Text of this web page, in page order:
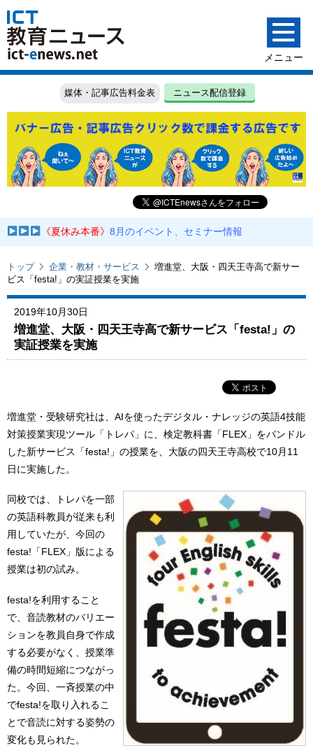
媒体・記事広告料金表 ニュース配信登録
《夏休み本番》8月のイベント、セミナー情報
トップ 企業・教材・サービス
増進堂、大阪・四天王寺高で新サー
ビス「festa!」の実証授業を実施
2019年10月30日
増進堂、大阪・四天王寺高で新サービス「festa!」の
実証授業を実施
増進堂・受験研究社は、AIを使ったデジタル・ナレッジの英語4技能
対策授業実現ツール「トレパ」に、検定教科書「FLEX」をバンドル
した新サービス「festa!」の授業を、大阪の四天王寺高校で10月11
日に実施した。
同校では、トレパを一部
の英語科教員が従来も利
用していたが、今回の
festa!「FLEX」版による
授業は初の試み。
festa!を利用すること
で、音読教材のバリエー
ションを教員自身で作成
する必要がなく、授業準
備の時間短縮につながっ
た。今回、一斉授業の中
でfesta!を取り入れるこ
とで音読に対する姿勢の
変化も見られた。